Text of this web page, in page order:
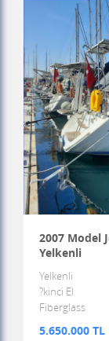
2007 Model
Yelkenli
Yelkenli
?kinci El
Fiberglass
5.650.000 TL